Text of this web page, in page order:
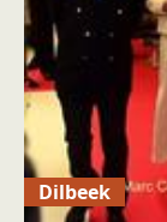
Dilbeek